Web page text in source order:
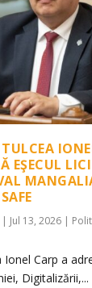
EŞECUL
| Jul 13, 2026|
Ionel Carp a
Digitalizării,...